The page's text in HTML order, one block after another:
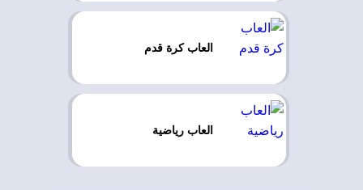
العاب كرة قدم
العاب رياضية